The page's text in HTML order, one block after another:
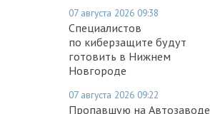
07 августа 2026 09:38
Специалистов
по киберзащите будут
готовить в Нижнем
Новгороде
07 августа 2026 09:22
Пропавшую на Автозаводе